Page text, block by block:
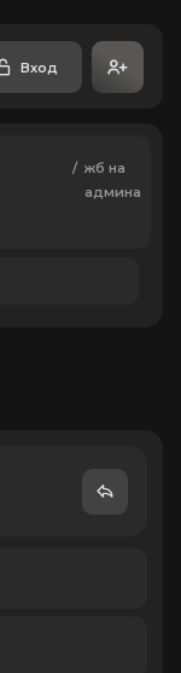
Вход
/ жб на
админа